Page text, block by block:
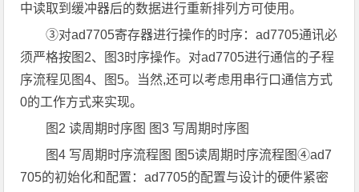
中读取到缓冲器后的数据进行重新排列方可使用。
③对ad7705寄存器进行操作的时序：ad7705通讯必
须严格按图2、图3时序操作。对ad7705进行通信的子程
序流程见图4、图5。当然,还可以考虑用串行口通信方式
0的工作方式来实现。
图2 读周期时序图 图3 写周期时序图
图4 写周期时序流程图 图5读周期时序流程图④ad7
705的初始化和配置：ad7705的配置与设计的硬件紧密